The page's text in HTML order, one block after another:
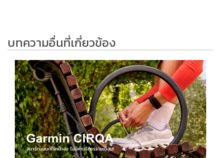
บทความอื่นที่เกี่ยวข้อง